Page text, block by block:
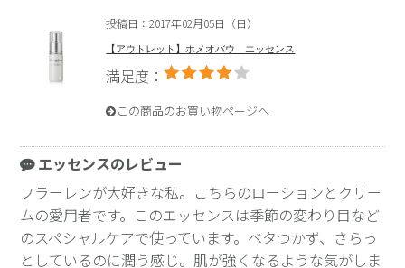
投稿日：2017年02月05日（日）
【アウトレット】ホメオバウ エッセンス
満足度：
この商品のお買い物ページへ
エッセンスのレビュー
フラーレンが大好きな私。こちらのローションとクリー
ムの愛用者です。このエッセンスは季節の変わり目など
のスペシャルケアで使っています。ベタつかず、さらっ
としているのに潤う感じ。肌が強くなるような気がしま